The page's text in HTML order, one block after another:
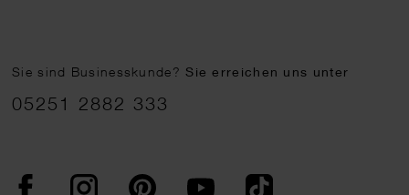
Sie sind Businesskunde?Sie erreichen uns unter
05251 2882 333
FacebookInstagram PinterestYouTubeTikTok